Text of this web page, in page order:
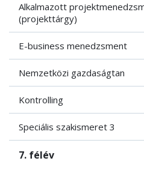
Alkalmazott
(projekttárgy)
E-business menedzsment
Nemzetközi gazdaságtan
Kontrolling
Speciális szakismeret 3
7. félév